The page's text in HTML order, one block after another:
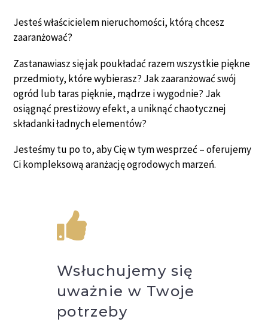
Jesteś właścicielem nieruchomości, którą chcesz
zaaranżować?
Zastanawiasz się jak poukładać razem wszystkie piękne
przedmioty, które wybierasz? Jak zaaranżować swój
ogród lub taras pięknie, mądrze i wygodnie? Jak
osiągnąć prestiżowy efekt, a uniknąć chaotycznej
składanki ładnych elementów?
Jesteśmy tu po to, aby Cię w tym wesprzeć – oferujemy
Ci kompleksową aranżację ogrodowych marzeń.
Wsłuchujemy się
uważnie w Twoje
potrzeby